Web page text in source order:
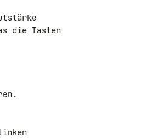
die Tasten